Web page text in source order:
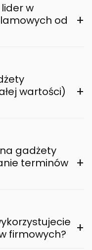
w
od
+
wartości)
+
gadżety
terminów
+
firmowych?
+